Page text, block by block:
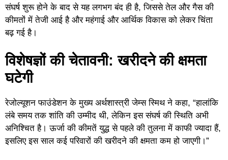
संघर्ष शुरू होने के बाद से यह लगभग बंद ही है, जिससे तेल और गैस की
कीमतों में तेजी आई है और महंगाई और आर्थिक विकास को लेकर चिंता
बढ़ गई है।
विशेषज्ञों की चेतावनी: खरीदने की क्षमता
घटेगी
रेजोल्यूशन फाउंडेशन के मुख्य अर्थशास्त्री जेम्स स्मिथ ने कहा, “हालांकि
लंबे समय तक शांति की उम्मीद थी, लेकिन इस संघर्ष की स्थिति अभी
अनिश्चित है। ऊर्जा की कीमतें युद्ध से पहले की तुलना में काफी ज्यादा हैं,
इसलिए इस साल कई परिवारों की खरीदने की क्षमता कम हो जाएगी।”